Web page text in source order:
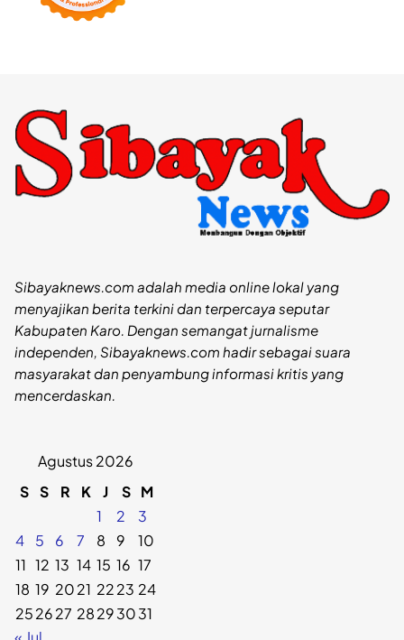
Sibayaknews.com adalah media online lokal yang
menyajikan berita terkini dan terpercaya seputar
Kabupaten Karo. Dengan semangat jurnalisme
independen, Sibayaknews.com hadir sebagai suara
masyarakat dan penyambung informasi kritis yang
mencerdaskan.
Agustus 2026
S S R K J S M
1
2
3
4
5 6 7 8 9
10
11 12 13 14 15 16 17
18 19 2021 2223 24
252627 28293031